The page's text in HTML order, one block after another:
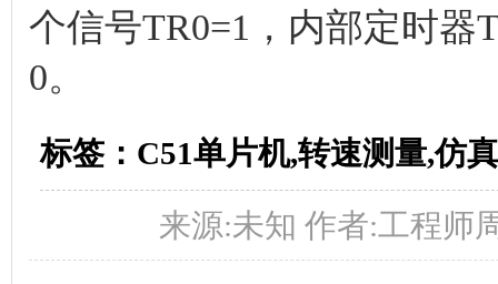
个信号TR0=1，内部定时器
0。
标签：C51单片机,转速测量,仿
来源:未知 作者:工程师